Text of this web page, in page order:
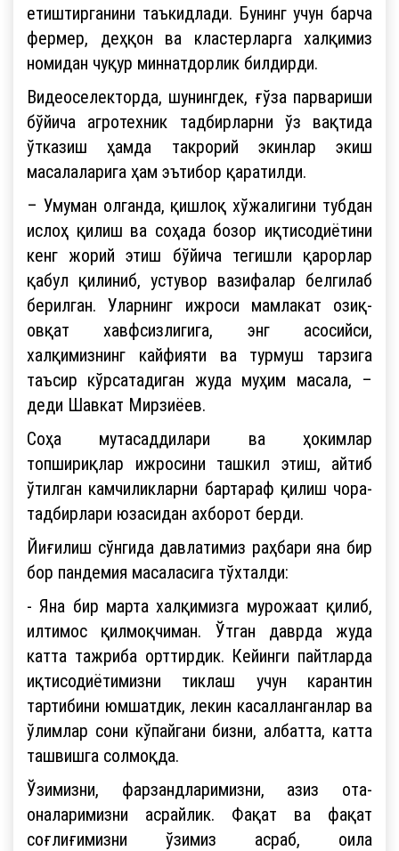
етиштирганини таъкидлади. Бунинг учун барча
фермер, деҳқон ва кластерларга халқимиз
номидан чуқур миннатдорлик билдирди.
Видеоселекторда, шунингдек, ғўза парвариши
бўйича агротехник тадбирларни ўз вақтида
ўтказиш ҳамда такрорий экинлар экиш
масалаларига ҳам эътибор қаратилди.
– Умуман олганда, қишлоқ хўжалигини тубдан
ислоҳ қилиш ва соҳада бозор иқтисодиётини
кенг жорий этиш бўйича тегишли қарорлар
қабул қилиниб, устувор вазифалар белгилаб
берилган. Уларнинг ижроси мамлакат озиқ-
овқат хавфсизлигига, энг асосийси,
халқимизнинг кайфияти ва турмуш тарзига
таъсир кўрсатадиган жуда муҳим масала, –
деди Шавкат Мирзиёев.
Соҳа мутасаддилари ва ҳокимлар
топшириқлар ижросини ташкил этиш, айтиб
ўтилган камчиликларни бартараф қилиш чора-
тадбирлари юзасидан ахборот берди.
Йиғилиш сўнгида давлатимиз раҳбари яна бир
бор пандемия масаласига тўхталди:
- Яна бир марта халқимизга мурожаат қилиб,
илтимос қилмоқчиман. Ўтган даврда жуда
катта тажриба орттирдик. Кейинги пайтларда
иқтисодиётимизни тиклаш учун карантин
тартибини юмшатдик, лекин касалланганлар ва
ўлимлар сони кўпайгани бизни, албатта, катта
ташвишга солмоқда.
Ўзимизни, фарзандларимизни, азиз ота-
оналаримизни асрайлик. Фақат ва фақат
соғлиғимизни ўзимиз асраб, оила